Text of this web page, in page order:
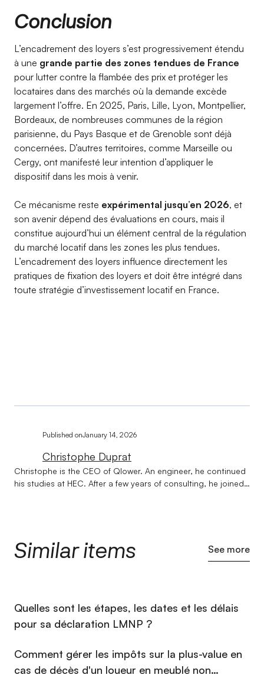
Conclusion
L’encadrement des loyers s’est progressivement étendu
à une grande partie des zones tendues de France
pour lutter contre la flambée des prix et protéger les
locataires dans des marchés où la demande excède
largement l’offre. En 2025, Paris, Lille, Lyon, Montpellier,
Bordeaux, de nombreuses communes de la région
parisienne, du Pays Basque et de Grenoble sont déjà
concernées. D’autres territoires, comme Marseille ou
Cergy, ont manifesté leur intention d’appliquer le
dispositif dans les mois à venir.
Ce mécanisme reste expérimental jusqu’en 2026, et
son avenir dépend des évaluations en cours, mais il
constitue aujourd’hui un élément central de la régulation
du marché locatif dans les zones les plus tendues.
L’encadrement des loyers influence directement les
pratiques de fixation des loyers et doit être intégré dans
toute stratégie d’investissement locatif en France.
Published onJanuary 14, 2026
Christophe Duprat
Christophe is the CEO of Qlower. An engineer, he continued
his studies at HEC. After a few years of consulting, he joined
balanced, rarely stressed, and prefers actions carried out to
great ideas #DoneBetterThanPerfect. Christophe has lived in
Similar items See more
⁠Quelles sont les étapes, les dates et les délais
pour sa déclaration LMNP ?
Comment gérer les impôts sur la plus-value en
cas de décès d'un loueur en meublé non